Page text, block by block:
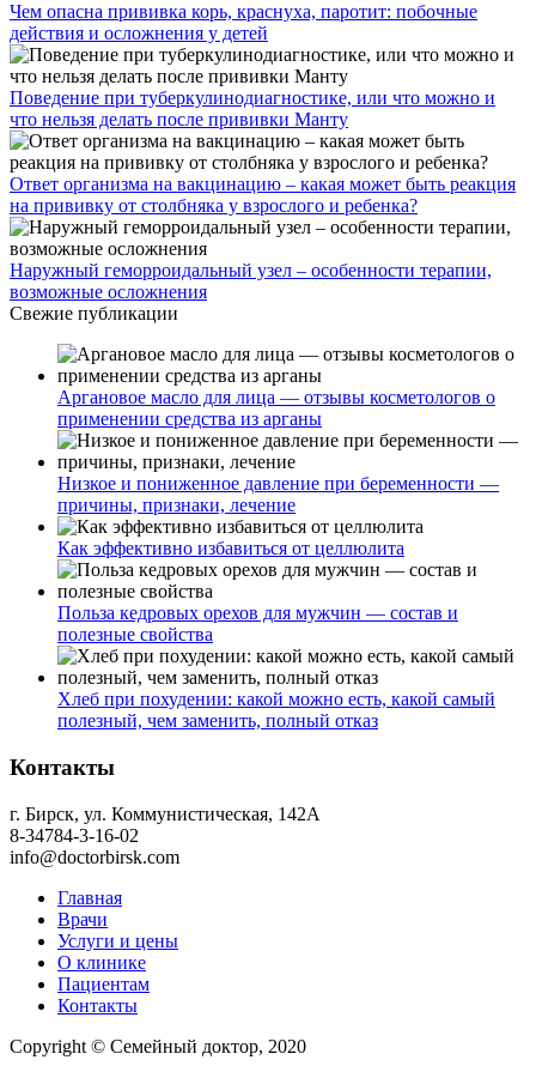
Чем опасна прививка корь, краснуха, паротит: побочные
действия и осложнения у детей
Поведение при туберкулинодиагностике, или что можно и
что нельзя делать после прививки Манту
Ответ организма на вакцинацию – какая может быть реакция
на прививку от столбняка у взрослого и ребенка?
Наружный геморроидальный узел – особенности терапии,
возможные осложнения
Свежие публикации
Аргановое масло для лица — отзывы косметологов о
применении средства из арганы
Низкое и пониженное давление при беременности —
причины, признаки, лечение
Как эффективно избавиться от целлюлита
Польза кедровых орехов для мужчин — состав и
полезные свойства
Хлеб при похудении: какой можно есть, какой самый
полезный, чем заменить, полный отказ
Контакты
г. Бирск, ул. Коммунистическая, 142А
8-34784-3-16-02
info@doctorbirsk.com
Главная
Врачи
Услуги и цены
О клинике
Пациентам
Контакты
Copyright © Семейный доктор, 2020